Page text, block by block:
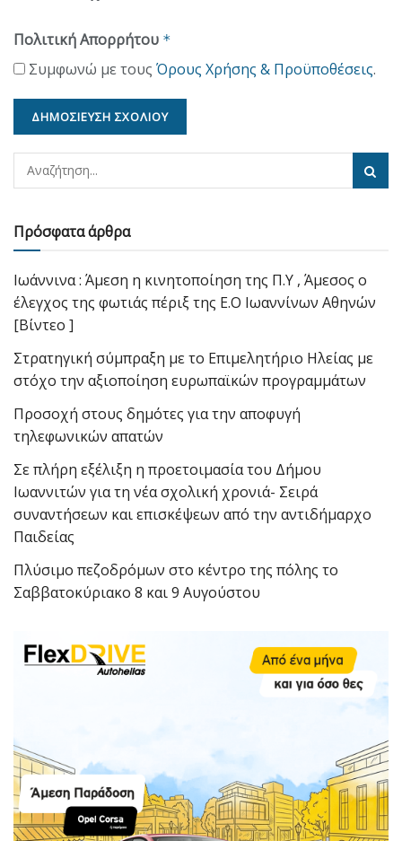
Πολιτική Απορρήτου *
Συμφωνώ με τους Όρους Χρήσης & Προϋποθέσεις.
Πρόσφατα άρθρα
Ιωάννινα : Άμεση η κινητοποίηση της Π.Υ , Άμεσος ο
έλεγχος της φωτιάς πέριξ της Ε.Ο Ιωαννίνων Αθηνών
[Βίντεο ]
Στρατηγική σύμπραξη με το Επιμελητήριο Ηλείας με
στόχο την αξιοποίηση ευρωπαϊκών προγραμμάτων
Προσοχή στους δημότες για την αποφυγή
τηλεφωνικών απατών
Σε πλήρη εξέλιξη η προετοιμασία του Δήμου
Ιωαννιτών για τη νέα σχολική χρονιά- Σειρά
συναντήσεων και επισκέψεων από την αντιδήμαρχο
Παιδείας
Πλύσιμο πεζοδρόμων στο κέντρο της πόλης το
Σαββατοκύριακο 8 και 9 Αυγούστου